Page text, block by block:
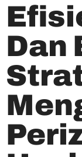
Dan